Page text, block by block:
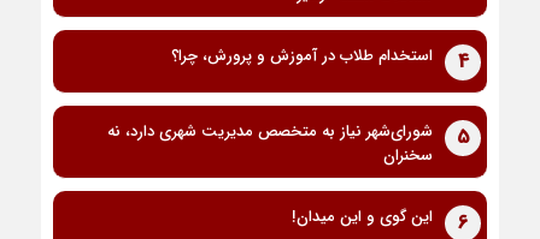
4 استخدام طلاب در آموزش و پرورش، چرا؟
5
شورای‌شهر نیاز به متخصص مدیریت شهری دارد، نه
سخنران
6 این گوی و این میدان!